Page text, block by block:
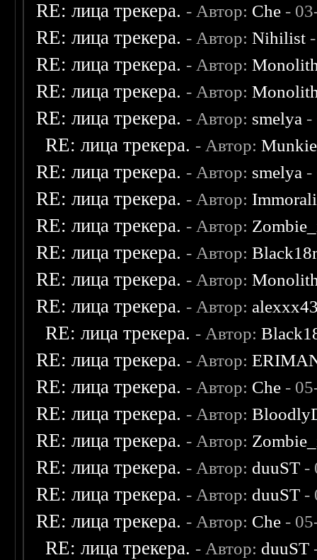
RE: лица трекера. - Автор: Che -
RE: лица трекера. - Автор:Nihilist
RE: лица трекера. - Автор:
RE: лица трекера. - Автор:
RE: лица трекера. - Автор: smelya -
RE: лица трекера. - Автор:Munkie
RE: лица трекера. - Автор: smelya -
RE: лица трекера. - Автор:
RE: лица трекера. - Автор:
RE: лица трекера. - Автор:
RE: лица трекера. - Автор:
RE: лица трекера. - Автор:
RE: лица трекера. - Автор:
RE: лица трекера. - Автор:
RE: лица трекера. - Автор: Che -
RE: лица трекера. - Автор:
RE: лица трекера. - Автор:
RE: лица трекера. - Автор: duuST -
RE: лица трекера. - Автор: duuST -
RE: лица трекера. - Автор: Che -
RE: лица трекера. - Автор: duuST